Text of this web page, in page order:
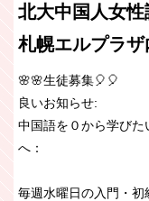
北大中国人女性
札幌エルプラザ
🌸🌸生徒募集🎈🎈
良いお知らせ:
中国語を０から学び
へ：
毎週水曜日の入門・